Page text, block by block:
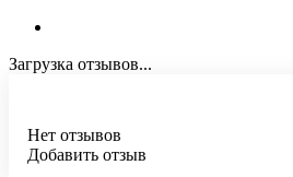
Загрузка отзывов...
Нет отзывов
Добавить отзыв